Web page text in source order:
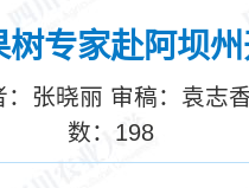
树专家赴阿坝
：张晓丽 审稿：袁志
数： 198